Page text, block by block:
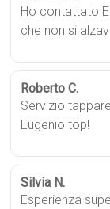
Ho contattato
che non si
Roberto C.
Servizio
Eugenio top!
Silvia N.
Esperienza